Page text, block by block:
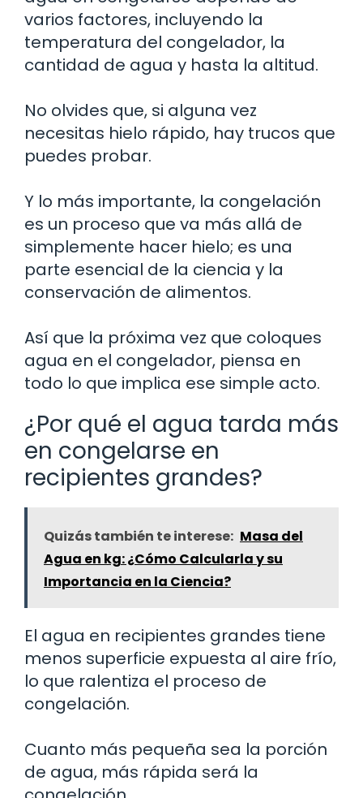
varios factores, incluyendo la
temperatura del congelador, la
cantidad de agua y hasta la altitud.
No olvides que, si alguna vez
necesitas hielo rápido, hay trucos que
puedes probar.
Y lo más importante, la congelación
es un proceso que va más allá de
simplemente hacer hielo; es una
parte esencial de la ciencia y la
conservación de alimentos.
Así que la próxima vez que coloques
agua en el congelador, piensa en
todo lo que implica ese simple acto.
¿Por qué el agua tarda más
en congelarse en
recipientes grandes?
Quizás también te interese: Masa del
Agua en kg: ¿Cómo Calcularla y su
Importancia en la Ciencia?
El agua en recipientes grandes tiene
menos superficie expuesta al aire frío,
lo que ralentiza el proceso de
congelación.
Cuanto más pequeña sea la porción
de agua, más rápida será la